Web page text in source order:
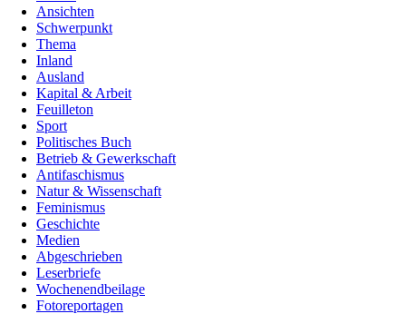
Ansichten
Schwerpunkt
Thema
Inland
Ausland
Kapital & Arbeit
Feuilleton
Sport
Politisches Buch
Betrieb & Gewerkschaft
Antifaschismus
Natur & Wissenschaft
Feminismus
Geschichte
Medien
Abgeschrieben
Leserbriefe
Wochenendbeilage
Fotoreportagen